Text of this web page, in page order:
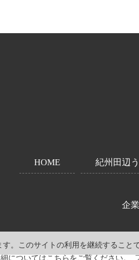
。このサイトの利用を継続すること
についてはこちらをご覧ください。
HOME 紀州田辺
企